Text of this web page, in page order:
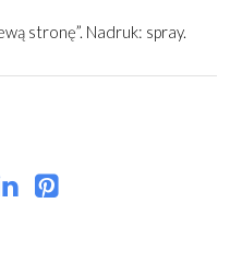
stronę”. Nadruk: spray.